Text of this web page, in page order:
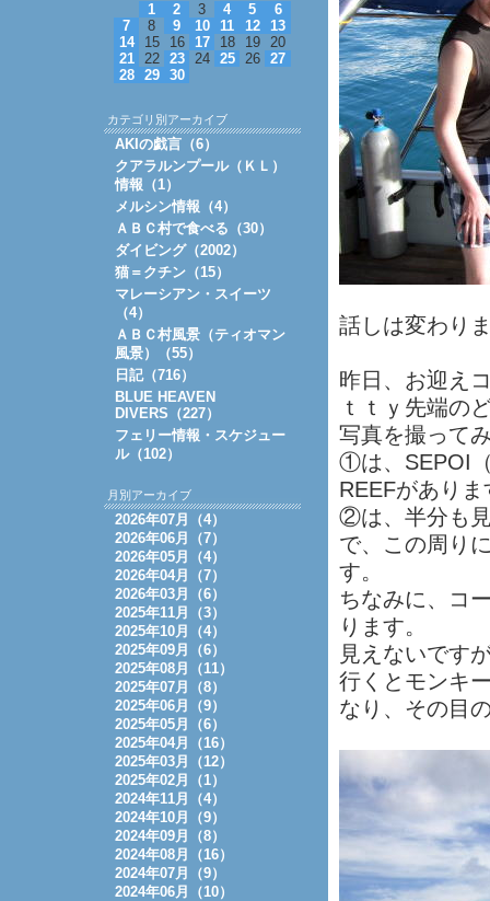
話しは変わり
昨日、お迎え
ｔｔｙ先端の
写真を撮って
①は、SEPOI
REEFがありま
②は、半分も
で、この周り
す。
ちなみに、コ
ります。
見えないです
行くとモンキ
なり、その目
1
2 3 4 5
6
7
8 9 10 11 12
13
14
15 16 17 18 19
20
21
22 23 24 25 26
27
28
29 30
カテゴリ別アーカイブ
AKIの戯言（6）
クアラルンプール（ＫＬ）
情報（1）
メルシン情報（4）
ＡＢＣ村で食べる（30）
ダイビング（2002）
猫＝クチン（15）
マレーシアン・スイーツ
（4）
ＡＢＣ村風景（ティオマン
風景）（55）
日記（716）
BLUE HEAVEN
DIVERS（227）
フェリー情報・スケジュー
ル（102）
月別アーカイブ
2026年07月（4）
2026年06月（7）
2026年05月（4）
2026年04月（7）
2026年03月（6）
2025年11月（3）
2025年10月（4）
2025年09月（6）
2025年08月（11）
2025年07月（8）
2025年06月（9）
2025年05月（6）
2025年04月（16）
2025年03月（12）
2025年02月（1）
2024年11月（4）
2024年10月（9）
2024年09月（8）
2024年08月（16）
2024年07月（9）
2024年06月（10）